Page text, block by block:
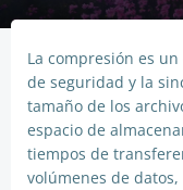
La compresión es
de seguridad y la
tamaño de los
espacio de
tiempos de
volúmenes de